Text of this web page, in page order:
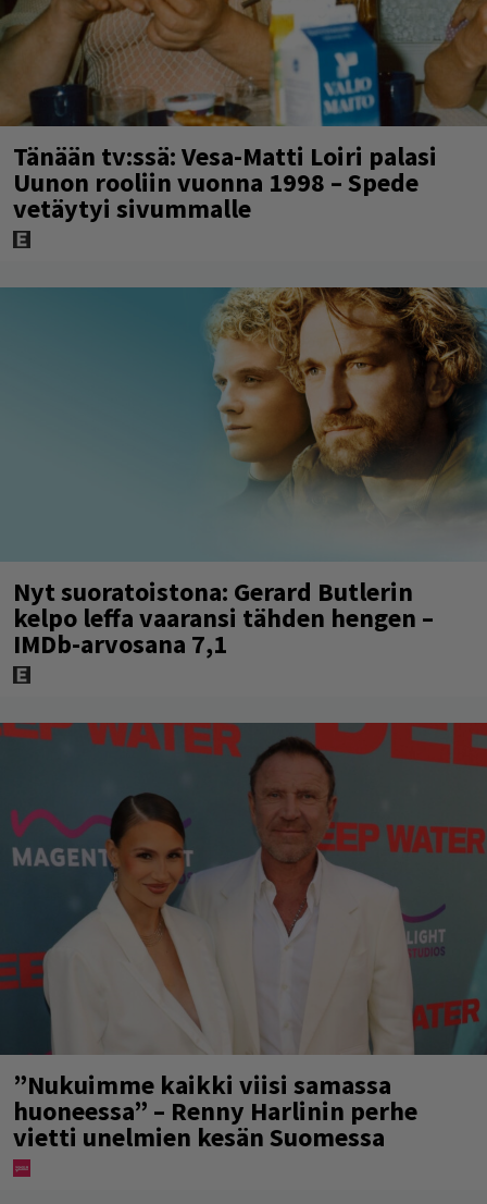
Tänään tv:ssä: Vesa-Matti Loiri palasi
Uunon rooliin vuonna 1998 – Spede
vetäytyi sivummalle
Nyt suoratoistona: Gerard Butlerin
kelpo leffa vaaransi tähden hengen –
IMDb-arvosana 7,1
”Nukuimme kaikki viisi samassa
huoneessa” – Renny Harlinin perhe
vietti unelmien kesän Suomessa